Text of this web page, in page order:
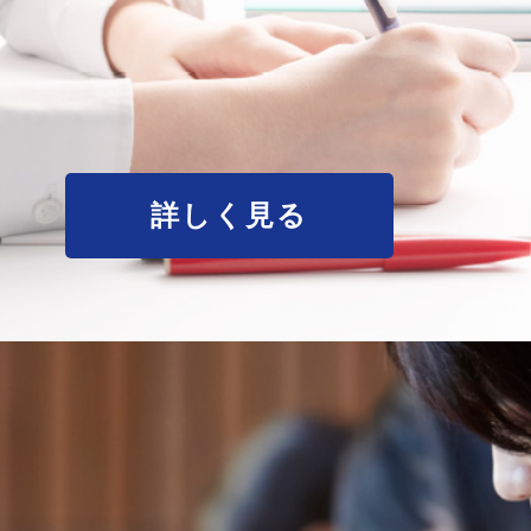
詳しく見る